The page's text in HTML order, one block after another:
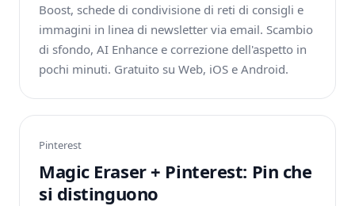
Boost, schede di condivisione di reti di consigli e
immagini in linea di newsletter via email. Scambio
di sfondo, AI Enhance e correzione dell'aspetto in
pochi minuti. Gratuito su Web, iOS e Android.
Pinterest
Magic Eraser + Pinterest: Pin che
si distinguono